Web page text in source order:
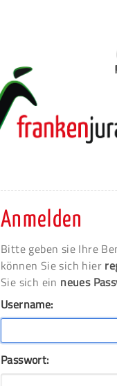
Anmelden
Bitte geben sie Ihre
können Sie sich hier
Sie sich ein neues
Username:
Passwort: